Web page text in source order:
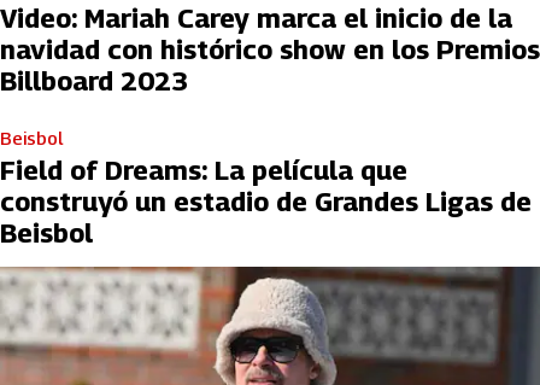
Video: Mariah Carey marca el inicio de la
navidad con histórico show en los Premios
Billboard 2023
Beisbol
Field of Dreams: La película que
construyó un estadio de Grandes Ligas de
Beisbol